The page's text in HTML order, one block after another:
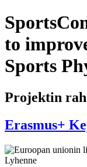
to
Sports
Projektin
Erasmus+
Lyhenne